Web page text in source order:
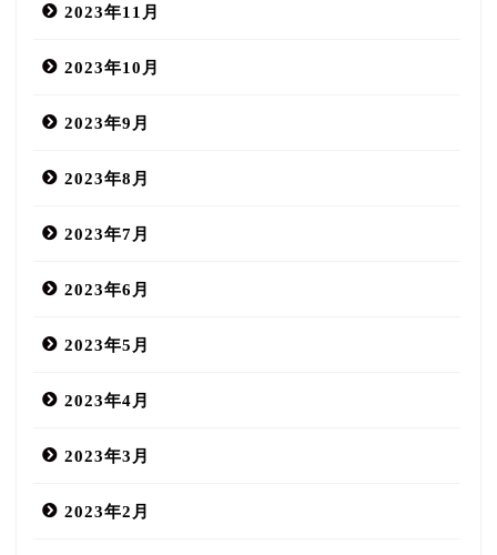
2023年11月
2023年10月
2023年9月
2023年8月
2023年7月
2023年6月
2023年5月
2023年4月
2023年3月
2023年2月